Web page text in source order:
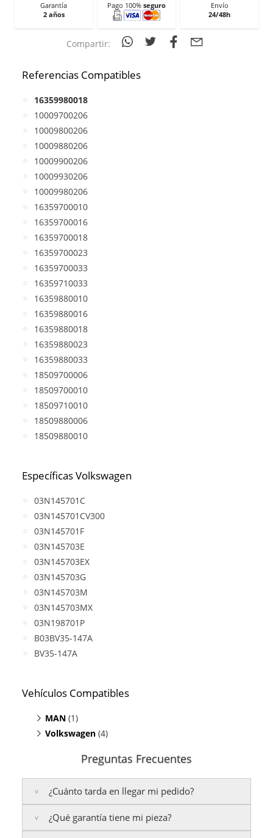
Garantía
2 años
Pago 100% seguro
Envío
24/48h
Compartir:
Referencias Compatibles
16359980018
10009700206
10009800206
10009880206
10009900206
10009930206
10009980206
16359700010
16359700016
16359700018
16359700023
16359700033
16359710033
16359880010
16359880016
16359880018
16359880023
16359880033
18509700006
18509700010
18509710010
18509880006
18509880010
Específicas Volkswagen
03N145701C
03N145701CV300
03N145701F
03N145703E
03N145703EX
03N145703G
03N145703M
03N145703MX
03N198701P
B03BV35-147A
BV35-147A
Vehículos Compatibles
MAN (1)
TGE Bus 2.0
Volkswagen (4)
Crafter 2.0 TDI(motor CXEB)
Grand California 2.0(TDI, motor CXEB)
Multivan 2.0(TDI, motor CXEB)
Preguntas Frecuentes
¿Cuánto tarda en llegar mi pedido?
Península: Entregamos en un plazo estimado de
a 48 horas laborables, si realizas tu pedido antes de
¿Qué garantía tiene mi pieza?